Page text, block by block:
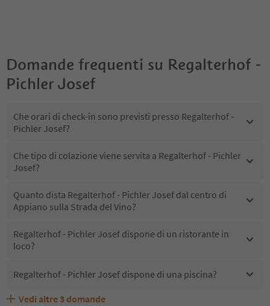
Domande frequenti su Regalterhof -
Pichler Josef
Che orari di check-in sono previsti presso Regalterhof -
Pichler Josef?
Che tipo di colazione viene servita a Regalterhof - Pichler
Josef?
Quanto dista Regalterhof - Pichler Josef dal centro di
Appiano sulla Strada del Vino?
Regalterhof - Pichler Josef dispone di un ristorante in
loco?
Regalterhof - Pichler Josef dispone di una piscina?
Quali servizi/attività sono disponibili presso Regalterhof
Gli ospiti di Regalterhof - Pichler Josef ricevono l'Alto
Vedi altre 3 domande